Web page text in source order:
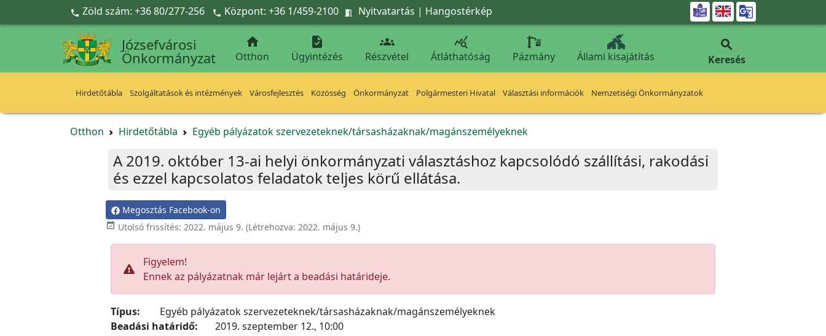
Ugrás a fő tartalomra
 Zöld szám: +36 80/277-256  Központ: +36 1/459-2100  Nyitvatartás | Hangostérkép 
Józsefvárosi
Önkormányzat

Otthon

Ügyintézés

Részvétel

Átláthatóság Pázmány Állami kisajátítás

Keresés
Hirdetőtábla Szolgáltatások és intézmények Városfejlesztés Közösség Önkormányzat Polgármesteri Hivatal Választási információk Nemzetiségi Önkormányzatok
Otthon Hirdetőtábla Egyéb pályázatok szervezeteknek/társasházaknak/magánszemélyeknek
A 2019. október 13-ai helyi önkormányzati választáshoz kapcsolódó szállítási, rakodási
és ezzel kapcsolatos feladatok teljes körű ellátása.
Megosztás Facebook-on
 Utolsó frissítés: 2022. május 9. (Létrehozva: 2022. május 9.)
Figyelem!
Ennek az pályázatnak már lejárt a beadási határideje.
Típus:
Egyéb pályázatok szervezeteknek/társasházaknak/magánszemélyeknek
Beadási határidő:
2019. szeptember 12., 10:00